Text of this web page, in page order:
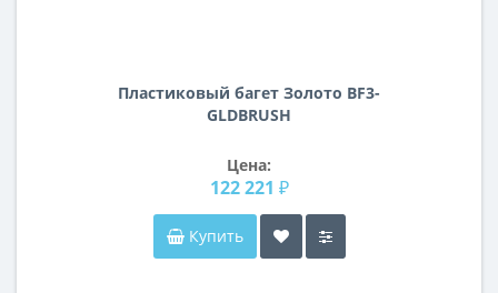
Пластиковый багет Золото BF3-
GLDBRUSH
Цена:
122 221 ₽
Купить